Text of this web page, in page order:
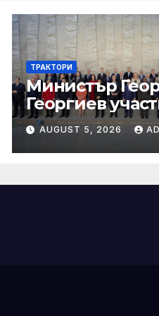
ТРАКТОРИ
Министър
Георгиев
срещата на
министрите на
външните
AUGUST 5, 2026